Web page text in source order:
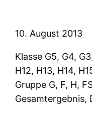
10. August 2013
Klasse G5, G4,
H12, H13, H14,
Gruppe G, F, H,
Gesamtergebnis,